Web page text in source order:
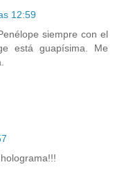
12:59
siempre con el
está guapísima. Me